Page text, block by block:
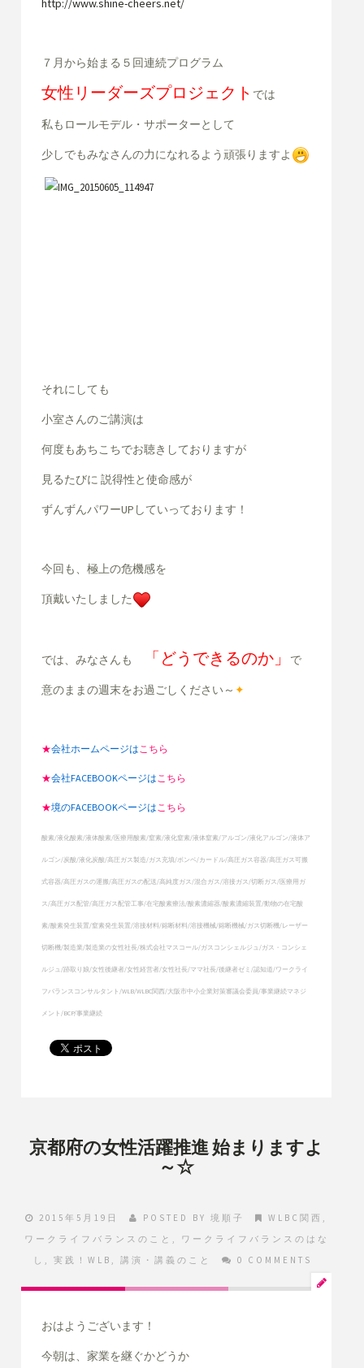
http://www.shine-cheers.net/
７月から始まる５回連続プログラム
女性リーダーズプロジェクト では
私もロールモデル・サポーターとして
少しでもみなさんの力になれるよう頑張りますよ
それにしても
小室さんのご講演は
何度もあちこちでお聴きしておりますが
見るたびに 説得性と使命感が
ずんずんパワーUPしていっております！
今回も、極上の危機感を
頂戴いたしました
では、みなさんも 「どうできるのか」 で
意のままの週末をお過ごしください～ ✦
★会社ホームページはこちら
★会社FACEBOOKページはこちら
★境のFACEBOOKページはこちら
酸素/液化酸素/液体酸素/医療用酸素/窒素/液化窒素/液体窒素/アルゴン/液化アルゴン/液体ア
ルゴン/炭酸/液化炭酸/高圧ガス製造/ガス充填/ボンベ/カードル/高圧ガス容器/高圧ガス可搬
式容器/高圧ガスの運搬/高圧ガスの配送/高純度ガス/混合ガス/溶接ガス/切断ガス/医療用ガ
ス/高圧ガス配管/高圧ガス配管工事/在宅酸素療法/酸素濃縮器/酸素濃縮装置/動物の在宅酸
素/酸素発生装置/窒素発生装置/溶接材料/鎔断材料/溶接機械/鎔断機械/ガス切断機/レーザー
切断機/製造業/製造業の女性社長/株式会社マスコール/ガスコンシェルジュ/ガス・コンシェ
ルジュ/跡取り娘/女性後継者/女性経営者/女性社長/ママ社長/後継者ゼミ/認知道/ワークライ
フバランスコンサルタント/WLB/WLBC関西/大阪市中小企業対策審議会委員/事業継続マネジ
メント/BCP/事業継続
京都府の女性活躍推進 始まりますよ
～☆
2015年5月19日 POSTED BY境順子 WLBC関西
ワークライフバランスのこと
ワークライフバランスのはな
し
実践！WLB 講演・講義のこと 0 COMMENTS
おはようございます！
今朝は、家業を継ぐかどうか